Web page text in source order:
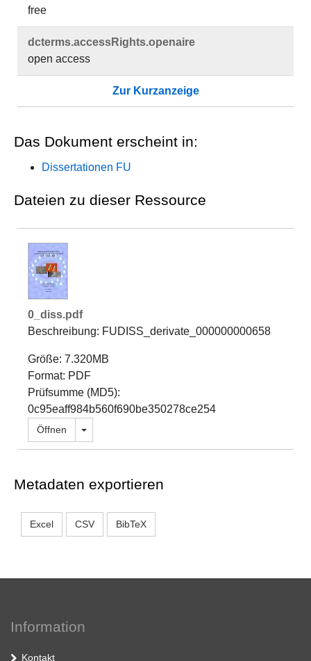
free
dcterms.​accessRights.​openaire
open access
Zur Kurzanzeige
Das Dokument erscheint in:
Dissertationen FU
Dateien zu dieser Ressource
0_diss.pdf
Beschreibung: FUDISS_derivate_000000000658
Größe: 7.320MB
Format: PDF
Prüfsumme (MD5):
0c95eaff984b560f690be350278ce254
Öffnen Dropdown öffnen
Metadaten exportieren
Excel CSV BibTeX
Information
Kontakt